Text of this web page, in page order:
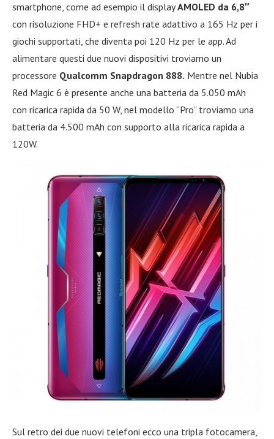
smartphone, come ad esempio il displayAMOLED da 6,8″
con risoluzione FHD+ e refresh rate adattivo a 165 Hz per i
giochi supportati, che diventa poi 120 Hz per le app. Ad
alimentare questi due nuovi dispositivi troviamo un
processore Qualcomm Snapdragon 888. Mentre nel Nubia
Red Magic 6 è presente anche una batteria da 5.050 mAh
con ricarica rapida da 50 W, nel modello “Pro” troviamo una
batteria da 4.500 mAh con supporto alla ricarica rapida a
120W.
Sul retro dei due nuovi telefoni ecco una tripla fotocamera,